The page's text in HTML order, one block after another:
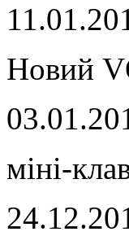
Новий
міні-